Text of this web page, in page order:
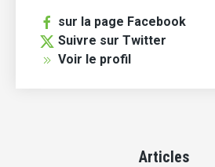
sur la page Facebook
Suivre sur Twitter
Voir le profil
Articles